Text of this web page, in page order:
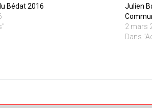
Bédat 2016
Julien
2 mars
Dans